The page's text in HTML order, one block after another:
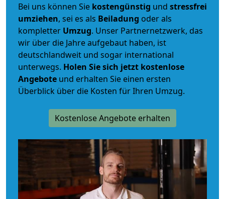
Bei uns können Sie kostengünstig und stressfrei
umziehen, sei es als Beiladung oder als
kompletter Umzug. Unser Partnernetzwerk, das
wir über die Jahre aufgebaut haben, ist
deutschlandweit und sogar international
unterwegs. Holen Sie sich jetzt kostenlose
Angebote und erhalten Sie einen ersten
Überblick über die Kosten für Ihren Umzug.
Kostenlose Angebote erhalten